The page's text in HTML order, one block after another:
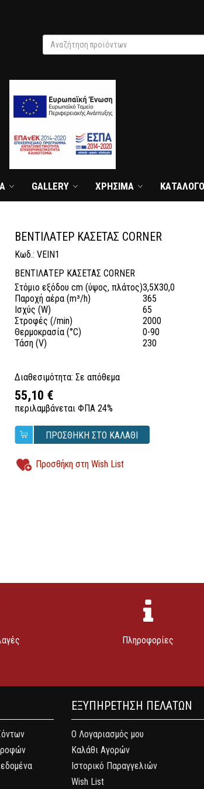
Αναζήτηση προϊόντων
search
GALLERY ΧΡΗΣΙΜΑ
ΒΕΝΤΙΛΑΤΕΡ ΚΑΣΕΤΑΣ CORNER
Κωδ.: VEIN1
ΒΕΝΤΙΛΑΤΕΡ ΚΑΣΕΤΑΣ CORNER
Στόμιο εξόδου cm (ύψος, πλάτος)3,5X30,0
Παροχή αέρα (m³/h)
365
Ισχύς (W)
65
Στροφές (/min)
2000
Θερμοκρασία (°C)
0-90
Τάση (V)
230
Διαθεσιμότητα: Σε απόθεμα
55,10 €
περιλαμβάνεται ΦΠΑ 24%
ΠΡΟΣΘΗΚΗ ΣΤΟ ΚΑΛΑΘΙ
Προσθήκη στη Wish List
Πληροφορίες
ΕΞΥΠΗΡΕΤΗΣΗ ΠΕΛΑΤΩΝ
Ο Λογαριασμός μου
Καλάθι Αγορών
Ιστορικό Παραγγελιών
Wish List